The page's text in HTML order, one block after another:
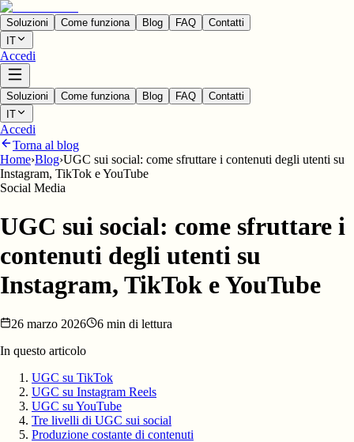
Soluzioni Come funziona Blog FAQ
Contatti
IT
Accedi
Soluzioni Come funziona Blog FAQ
Contatti
IT
Accedi
Torna al blog
Home›Blog›UGC sui social: come sfruttare i contenuti degli utenti su
Instagram, TikTok e YouTube
Social Media
UGC sui social: come sfruttare i
contenuti degli utenti su
Instagram, TikTok e YouTube
26 marzo 2026
6 min di lettura
In questo articolo
UGC su TikTok
UGC su Instagram Reels
UGC su YouTube
Tre livelli di UGC sui social
Produzione costante di contenuti